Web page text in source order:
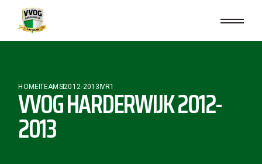
HOMETEAMS2012-2013 VR1
VVOG HARDERWIJK 2012-
2013